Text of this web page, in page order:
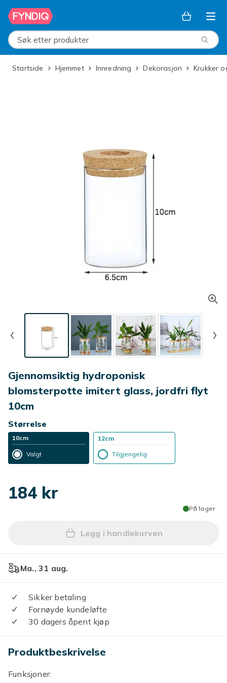
Hopp til hovedinnhold
Søk etter produkter
Startside Hjemmet Innredning Dekorasjon Krukker
Gjennomsiktig hydroponisk
blomsterpotte imitert glass, jordfri flyt
10cm
Størrelse
10cm
Valgt
12cm
Tilgjengelig
184 kr
På lager
Legg Gjennomsiktig
Legg i handlekurven
Ma., 31 aug.
Sikker betaling
Fornøyde kundeløfte
30 dagers åpent kjøp
Produktbeskrivelse
Funksjoner: